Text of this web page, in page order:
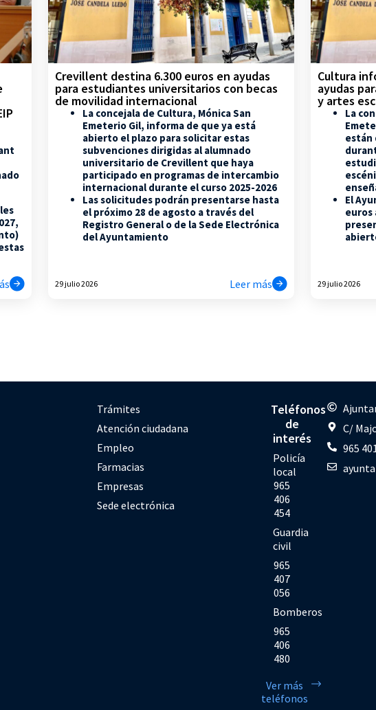
Crevillent destina 6.300 euros en ayudas
para estudiantes universitarios con becas
de movilidad internacional
La concejala de Cultura, Mónica San
Emeterio Gil, informa de que ya está
abierto el plazo para solicitar estas
subvenciones dirigidas al alumnado
universitario de Crevillent que haya
participado en programas de intercambio
internacional durante el curso 2025-2026
Las solicitudes podrán presentarse hasta
el próximo 28 de agosto a través del
Registro General o de la Sede Electrónica
del Ayuntamiento
29 julio 2026 Leer más
Cultura
ayudas
y artes
La
están
El
euros
29 julio 2026
Trámites
Atención ciudadana
Empleo
Farmacias
Empresas
Sede electrónica
Teléfonos
de
interés
Policía
local
965
406
454
Guardia
civil
965
407
056
Bomberos
965
406
480
Ver más
teléfonos
C/
965